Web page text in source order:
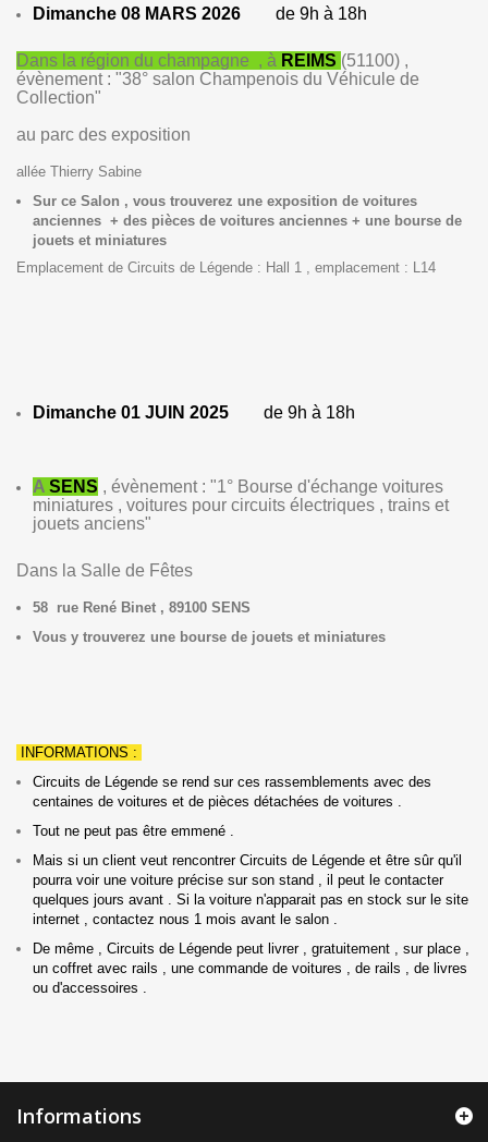
Dimanche 08 MARS 2026 de 9h à 18h
Dans la région du champagne , à REIMS (51100) ,
évènement : "38° salon Champenois du Véhicule de
Collection"
au parc des exposition
allée Thierry Sabine
Sur ce Salon , vous trouverez une exposition de voitures
anciennes + des pièces de voitures anciennes + une bourse de
jouets et miniatures
Emplacement de Circuits de Légende : Hall 1 , emplacement : L14
Dimanche 01 JUIN 2025 de 9h à 18h
A SENS , évènement : "1° Bourse d'échange voitures
miniatures , voitures pour circuits électriques , trains et
jouets anciens"
Dans la Salle de Fêtes
58 rue René Binet , 89100 SENS
Vous y trouverez une bourse de jouets et miniatures
INFORMATIONS :
Circuits de Légende se rend sur ces rassemblements avec des
centaines de voitures et de pièces détachées de voitures .
Tout ne peut pas être emmené .
Mais si un client veut rencontrer Circuits de Légende et être sûr qu'il
pourra voir une voiture précise sur son stand , il peut le contacter
quelques jours avant . Si la voiture n'apparait pas en stock sur le site
internet , contactez nous 1 mois avant le salon .
De même , Circuits de Légende peut livrer , gratuitement , sur place ,
un coffret avec rails , une commande de voitures , de rails , de livres
ou d'accessoires .
Informations